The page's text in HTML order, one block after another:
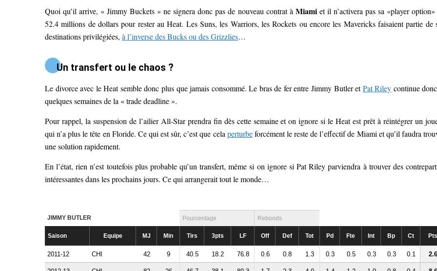
Quoi qu’il arrive, « Jimmy Buckets » ne signera donc pas de nouveau contrat à Miamiet il n’activera pas sa «player option»
52.4 millions de dollars pour rester au Heat. Les Suns, les Warriors, les Rockets ou encore les Mavericks faisaient partie de
destinations privilégiées, à l’inverse des Bucks ou des Grizzlies…
Un transfert ou le chaos ?
Le divorce avec le Heat semble donc plus que jamais consommé. Le bras de fer entre Jimmy Butler etPat Riley continue
quelques semaines de la « trade deadline ».
Pour rappel, la suspension de l’ailier All-Star prendra fin dès cette semaine et on ignore si le Heat est prêt à réintégrer un
qui n’a plus le tête en Floride. Ce qui est sûr, c’est que celaperturbeforcément le reste de l’effectif de Miami et qu’il faudra
une solution rapidement.
En l’état, rien n’est toutefois plus probable qu’un transfert, même si on ignore si Pat Riley parviendra à trouver des
intéressantes dans les prochains jours. Ce qui arrangerait tout le monde…
JIMMY BUTLER Pourcentage Rebonds
Saison Equipe MJ Min Tirs 3pts LF Off Def Tot Pd Fte Int Bp Ct Pts
2011-12 CHI 42 9 40.5 18.2 76.8 0.6 0.8 1.3 0.3 0.5 0.3 0.3 0.1 2.6